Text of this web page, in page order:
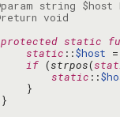
protected static
static ::$host =
if (strpos(
static ::